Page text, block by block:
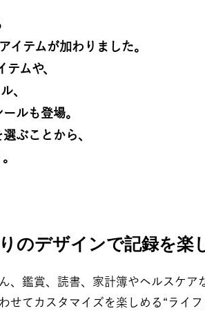
イテムが加わりました。​
ムや、
、
ルも登場。
ぶことから、​
のデザインで記録を楽
、鑑賞、読書、家計簿やヘルスケア
せてカスタマイズを楽しめる“ライフ